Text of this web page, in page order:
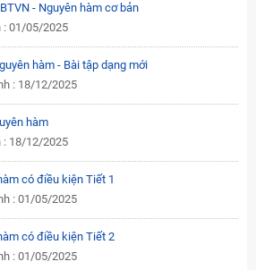
BTVN - Nguyên hàm cơ bản
: 01/05/2025
hàm - Bài tập dạng mới
: 18/12/2025
hàm
: 18/12/2025
có điều kiện Tiết 1
: 01/05/2025
có điều kiện Tiết 2
: 01/05/2025